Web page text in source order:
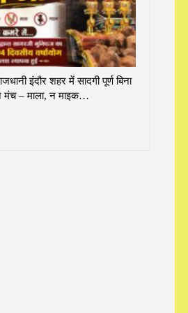
इंदौर शहर में सादगी पूर्ण बिना
मंच – माला, न माइक…